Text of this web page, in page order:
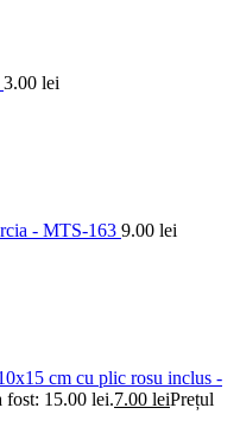
3.00 lei
- MTS-163 9.00 lei
cm cu plic rosu inclus -
fost: 15.00 lei.7.00 leiPrețul